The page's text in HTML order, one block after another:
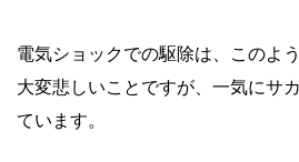
電気ショックでの駆除は、このよ
大変悲しいことですが、一気にサ
ています。